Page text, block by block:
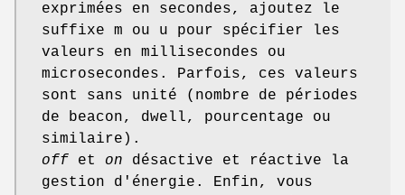
exprimées en secondes, ajoutez le
suffixe m ou u pour spécifier les
valeurs en millisecondes ou
microsecondes. Parfois, ces valeurs
sont sans unité (nombre de périodes
de beacon, dwell, pourcentage ou
similaire).
off et on désactive et réactive la
gestion d'énergie. Enfin, vous